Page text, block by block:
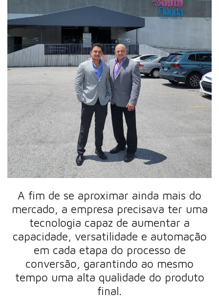
A fim de se aproximar ainda mais do
mercado, a empresa precisava ter uma
tecnologia capaz de aumentar a
capacidade, versatilidade e automação
em cada etapa do processo de
conversão, garantindo ao mesmo
tempo uma alta qualidade do produto
final.